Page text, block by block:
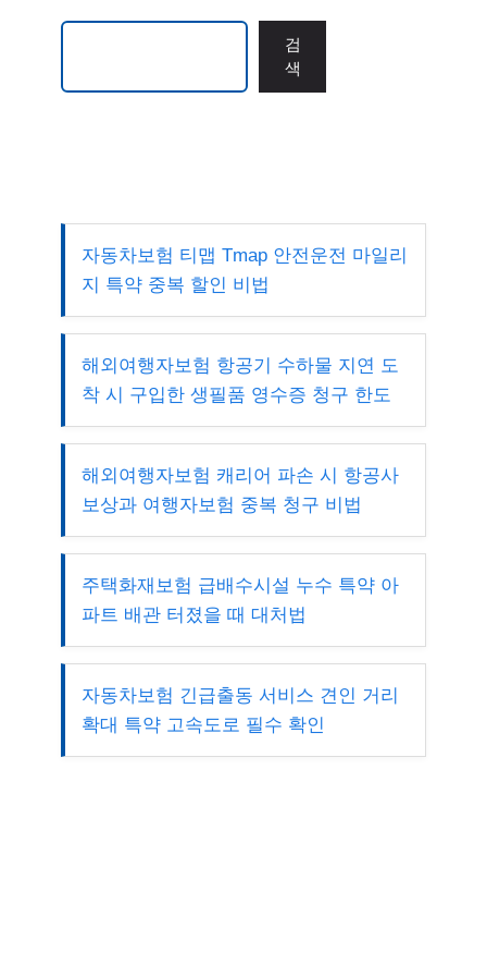
검
색
자동차보험 티맵 Tmap 안전운전 마일리
지 특약 중복 할인 비법
해외여행자보험 항공기 수하물 지연 도
착 시 구입한 생필품 영수증 청구 한도
해외여행자보험 캐리어 파손 시 항공사
보상과 여행자보험 중복 청구 비법
주택화재보험 급배수시설 누수 특약 아
파트 배관 터졌을 때 대처법
자동차보험 긴급출동 서비스 견인 거리
확대 특약 고속도로 필수 확인